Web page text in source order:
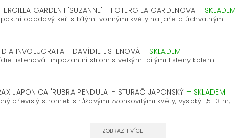
GARDENII 'SUZANNE' - FOTERGILA GARDENOVA – SKLADEM
opadavý keř s bílými vonnými květy na jaře a úchvatným...
INVOLUCRATA - DAVÍDIE LISTENOVÁ – SKLADEM
listenová: Impozantní strom s velkými bílými listeny kolem...
JAPONICA 'RUBRA PENDULA' - STURAČ JAPONSKÝ – SKLADEM
převislý stromek s růžovými zvonkovitými květy, vysoký 1,5–3 m,...
ZOBRAZIT VÍCE